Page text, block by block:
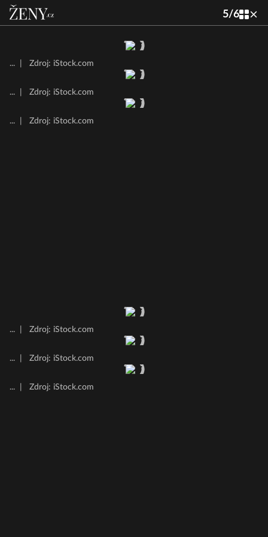
5/6
... Zdroj: iStock.com
... Zdroj: iStock.com
... Zdroj: iStock.com
... Zdroj: iStock.com
... Zdroj: iStock.com
... Zdroj: iStock.com